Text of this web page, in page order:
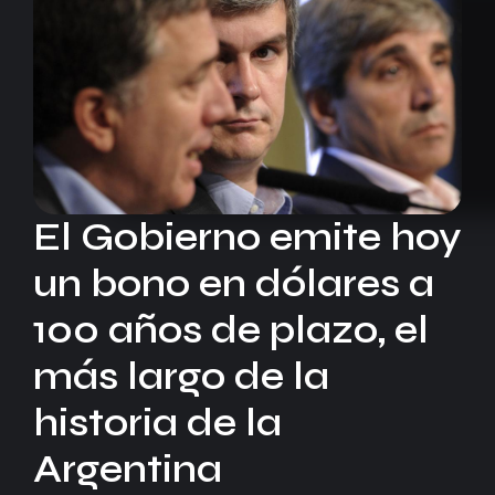
El Gobierno emite hoy
un bono en dólares a
100 años de plazo, el
más largo de la
historia de la
Argentina